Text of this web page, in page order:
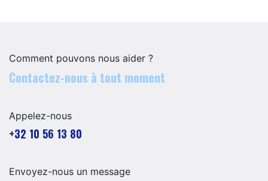
Comment pouvons nous aider ?
Contactez-nous à tout moment
Appelez-nous
+32 10 56 13 80
Envoyez-nous un message